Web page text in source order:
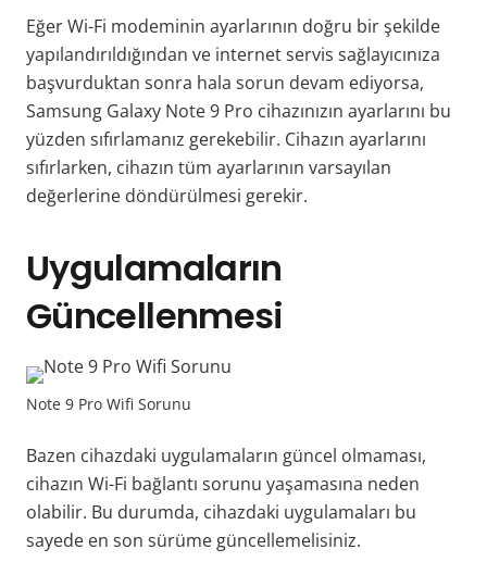
Eğer Wi-Fi modeminin ayarlarının doğru bir şekilde
yapılandırıldığından ve internet servis sağlayıcınıza
başvurduktan sonra hala sorun devam ediyorsa,
Samsung Galaxy Note 9 Pro cihazınızın ayarlarını bu
yüzden sıfırlamanız gerekebilir. Cihazın ayarlarını
sıfırlarken, cihazın tüm ayarlarının varsayılan
değerlerine döndürülmesi gerekir.
Uygulamaların
Güncellenmesi
Note 9 Pro Wifi Sorunu
Bazen cihazdaki uygulamaların güncel olmaması,
cihazın Wi-Fi bağlantı sorunu yaşamasına neden
olabilir. Bu durumda, cihazdaki uygulamaları bu
sayede en son sürüme güncellemelisiniz.